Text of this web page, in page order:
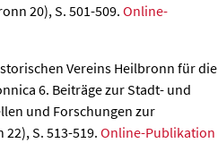
20), S. 501-509. Online-
Vereins Heilbronn für die
6. Beiträge zur Stadt- und
und Forschungen zur
S. 513-519. Online-Publikation